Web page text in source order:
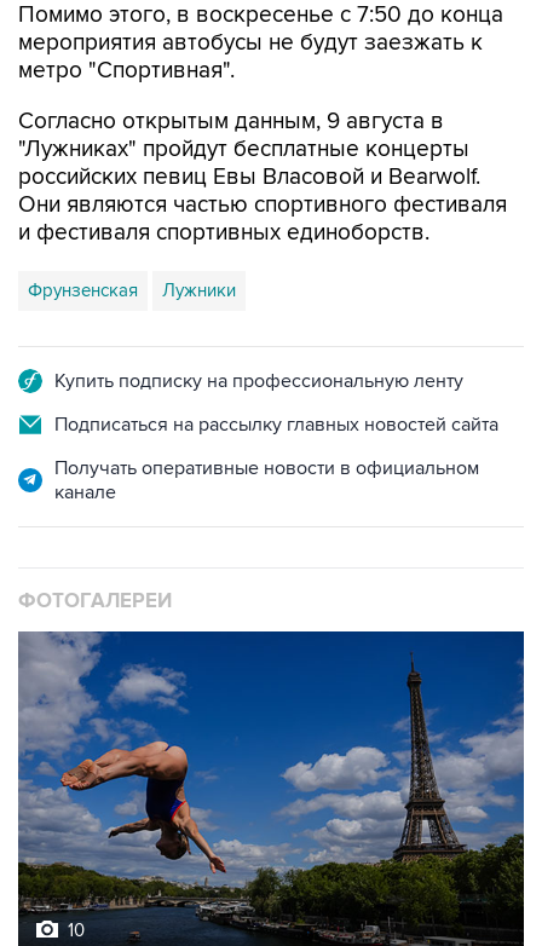
Помимо этого, в воскресенье с 7:50 до конца
мероприятия автобусы не будут заезжать к
метро "Спортивная".
Согласно открытым данным, 9 августа в
"Лужниках" пройдут бесплатные концерты
российских певиц Евы Власовой и Bearwolf.
Они являются частью спортивного фестиваля
и фестиваля спортивных единоборств.
Фрунзенская Лужники
Купить подписку на профессиональную ленту
Подписаться на рассылку главных новостей сайта
Получать оперативные новости в официальном
канале
ФОТОГАЛЕРЕИ
10